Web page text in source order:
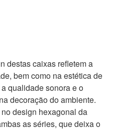
destas caixas refletem a
bem como na estética de
qualidade sonora e o
decoração do ambiente.
design hexagonal da
as séries, que deixa o